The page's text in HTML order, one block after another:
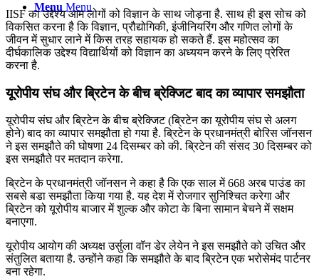
Menu Menu
IISF का उद्देश्य आम लोगों को विज्ञान के साथ जोड़ना है. साथ ही इस सोच को
विकसित करना है कि विज्ञान, प्रौद्योगिकी, इंजीनियरिंग और गणित लोगों के
जीवन में सुधार लाने में किस तरह सहायक हो सकते हैं. इस महोत्सव का
दीर्घकालिक उद्देश्य विद्यार्थियों को विज्ञान का अध्ययन करने के लिए प्रेरित
करना है.
यूरोपीय संघ और ब्रिटेन के बीच ब्रेक्जिट बाद का व्यापार समझौता
यूरोपीय संघ और ब्रिटेन के बीच ब्रेक्जिट (ब्रिटेन का यूरोपीय संघ से अलग
होने) बाद का व्यापार समझौता हो गया है. ब्रिटेन के प्रधानमंत्री बोरिस जॉनसन
ने इस समझौते की घोषणा 24 दिसम्बर को की. ब्रिटेन की संसद 30 दिसम्‍बर को
इस समझौते पर मतदान करेगा.
ब्रिटेन के प्रधानमंत्री जॉनसन ने कहा है कि एक साल में 668 अरब पाउंड का
सबसे बडा समझौता किया गया है. यह देश में रोजगार सुनिश्चित करेगा और
ब्रिटेन को यूरोपीय बाजार में शुल्क और कोटा के बिना सामान बेचने में सक्षम
बनाएगा.
यूरोपीय आयोग की अध्यक्ष उर्सुला वॉन डेर लेयेन ने इस समझौते को उचित और
संतुलित बताया है. उन्होंने कहा कि समझौते के बाद ब्रिटेन एक भरोसेमंद पार्टनर
बना रहेगा.